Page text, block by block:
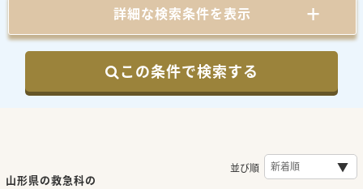
詳細な検索条件を表示
この条件で検索する
山形県の救急科の
並び順